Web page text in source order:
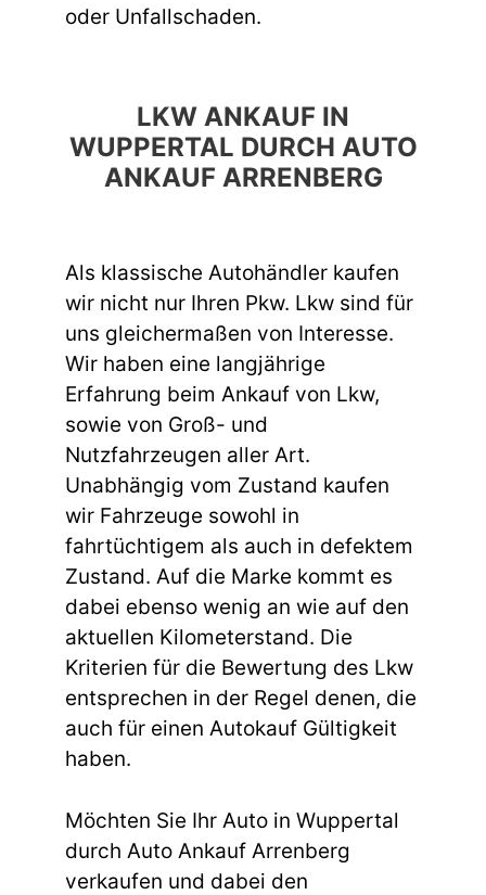
oder Unfallschaden.
LKW ANKAUF IN
WUPPERTAL DURCH AUTO
ANKAUF ARRENBERG
Als klassische Autohändler kaufen
wir nicht nur Ihren Pkw. Lkw sind für
uns gleichermaßen von Interesse.
Wir haben eine langjährige
Erfahrung beim Ankauf von Lkw,
sowie von Groß- und
Nutzfahrzeugen aller Art.
Unabhängig vom Zustand kaufen
wir Fahrzeuge sowohl in
fahrtüchtigem als auch in defektem
Zustand. Auf die Marke kommt es
dabei ebenso wenig an wie auf den
aktuellen Kilometerstand. Die
Kriterien für die Bewertung des Lkw
entsprechen in der Regel denen, die
auch für einen Autokauf Gültigkeit
haben.
Möchten Sie Ihr Auto in Wuppertal
durch Auto Ankauf Arrenberg
verkaufen und dabei den